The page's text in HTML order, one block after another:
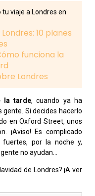
viaje a Londres en
10 planes
funciona la
Londres
la tarde, cuando ya ha
Si decides hacerlo
en Oxford Street, unos
¡Aviso! Es complicado
por la noche y,
no ayudan…
de Londres? ¡A ver